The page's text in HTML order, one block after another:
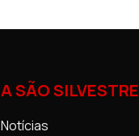
A SÃO SILVESTRE
Notícias